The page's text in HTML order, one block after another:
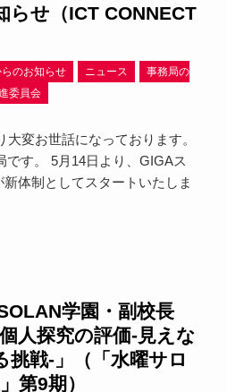
らせ（ICT CONNECT
のお知らせ ニュース
事務局の
委員会
変お世話になっております。
です。 5月14日より、GIGAス
体制としてスタートいたしま
学園・副校長
人探究の評価-見えな
挑戦-」（「水曜サロ
第9期）